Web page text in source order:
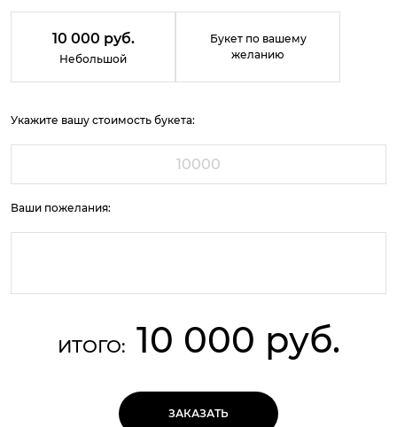
10 000 руб.
Небольшой
Букет по вашему
желанию
Укажите вашу стоимость букета:
Ваши пожелания:
ИТОГО: 10 000 руб.
ЗАКАЗАТЬ